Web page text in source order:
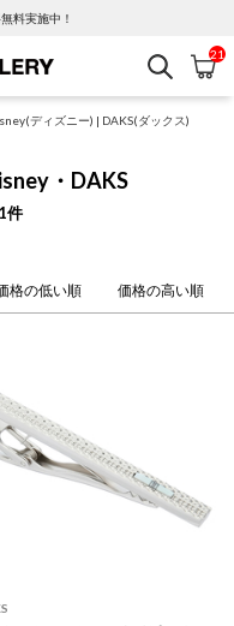
料実施中！
Cuffs Gallery
検索 カ
21
ディズニー) | DAKS(ダックス)
・DAKS
件
格の低い順 価格の高い順